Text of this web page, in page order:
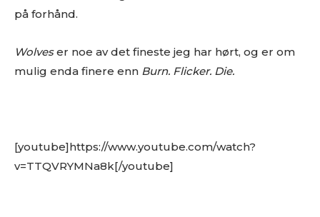
på forhånd.
Wolveser noe av det fineste jeg har hørt, og er om
mulig enda finere enn Burn. Flicker. Die.
[youtube]https://www.youtube.com/watch?
v=TTQVRYMNa8k[/youtube]